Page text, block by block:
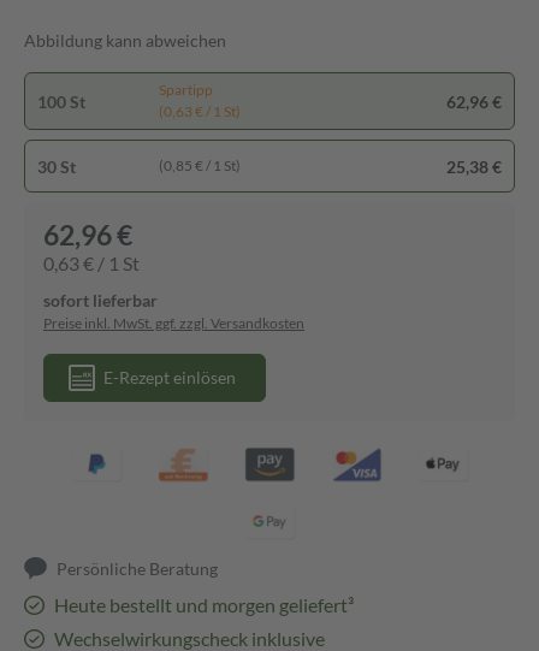
Abbildung kann abweichen
100 St
Spartipp
(0,63 € / 1 St)
62,96 €
30 St (0,85 € / 1 St) 25,38 €
62,96 €
0,63 € / 1 St
sofort lieferbar
Preise inkl. MwSt. ggf. zzgl. Versandkosten
E-Rezept einlösen
Persönliche Beratung
Heute bestellt und morgen geliefert³
Wechselwirkungscheck inklusive